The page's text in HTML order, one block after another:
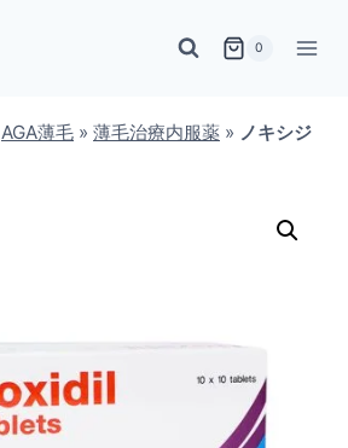
0
AGA薄毛 » 薄毛治療内服薬 » ノキシジ